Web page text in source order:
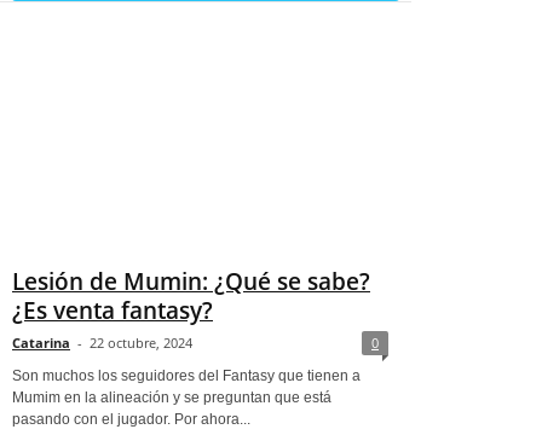
Lesión de Mumin: ¿Qué se sabe?
¿Es venta fantasy?
Catarina - 22 octubre, 2024 0
Son muchos los seguidores del Fantasy que tienen a
Mumim en la alineación y se preguntan que está
pasando con el jugador. Por ahora...